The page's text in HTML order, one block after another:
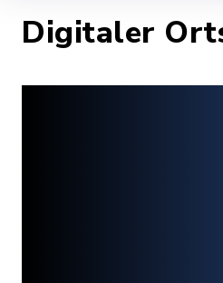
Digitaler